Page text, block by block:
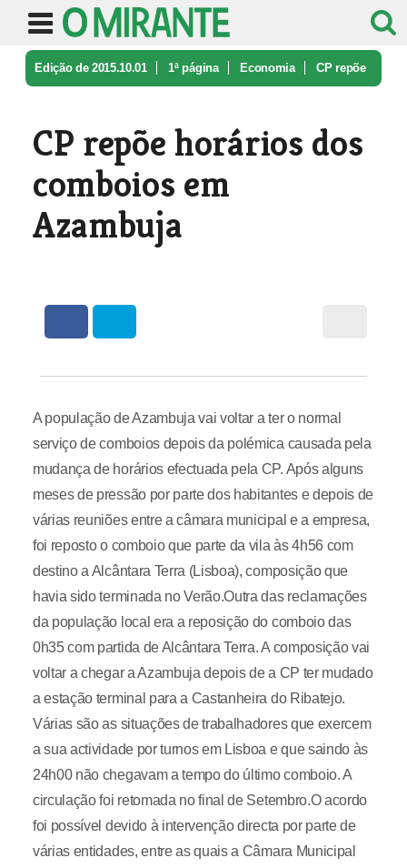
Edição de 2015.10.01 1ª página Economia CP repõe
CP repõe horários dos
comboios em
Azambuja
A população de Azambuja vai voltar a ter o normal
serviço de comboios depois da polémica causada pela
mudança de horários efectuada pela CP. Após alguns
meses de pressão por parte dos habitantes e depois de
várias reuniões entre a câmara municipal e a empresa,
foi reposto o comboio que parte da vila às 4h56 com
destino a Alcântara Terra (Lisboa), composição que
havia sido terminada no Verão.Outra das reclamações
da população local era a reposição do comboio das
0h35 com partida de Alcântara Terra. A composição vai
voltar a chegar a Azambuja depois de a CP ter mudado
a estação terminal para a Castanheira do Ribatejo.
Várias são as situações de trabalhadores que exercem
a sua actividade por turnos em Lisboa e que saindo às
24h00 não chegavam a tempo do último comboio. A
circulação foi retomada no final de Setembro.O acordo
foi possível devido à intervenção directa por parte de
várias entidades, entre as quais a Câmara Municipal